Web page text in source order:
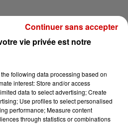
: trois repreneurs
: le Citroën C15 a le
son festival
vie privée est notre
following data processing based on
interest: Store and/or access
data to select advertising; Create
Use profiles to select personalised
performance; Measure content
through statistics or combinations
Continuer sans accepter